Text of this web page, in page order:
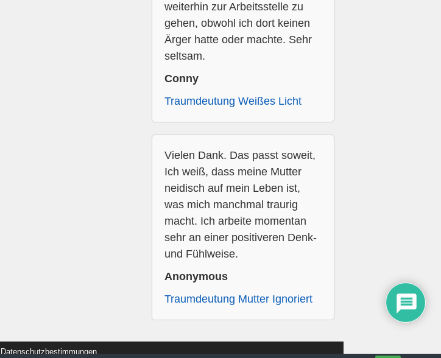
weiterhin zur Arbeitsstelle zu
gehen, obwohl ich dort keinen
Ärger hatte oder machte. Sehr
seltsam.
Conny
Traumdeutung Weißes Licht
Vielen Dank. Das passt soweit,
Ich weiß, dass meine Mutter
neidisch auf mein Leben ist,
was mich manchmal traurig
macht. Ich arbeite momentan
sehr an einer positiveren Denk-
und Fühlweise.
Anonymous
Traumdeutung Mutter Ignoriert
Datenschutzbestimmungen